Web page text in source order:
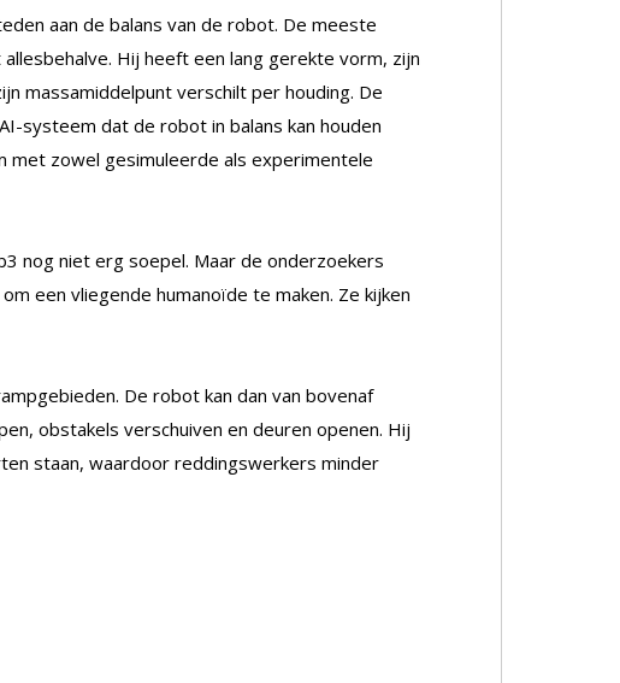
aan de balans van de robot. De meeste
Hij heeft een lang gerekte vorm, zijn
massamiddelpunt verschilt per houding. De
systeem dat de robot in balans kan houden
zowel gesimuleerde als experimentele
nog niet erg soepel. Maar de onderzoekers
een vliegende humanoïde te maken. Ze kijken
De robot kan dan van bovenaf
obstakels verschuiven en deuren openen. Hij
staan, waardoor reddingswerkers minder